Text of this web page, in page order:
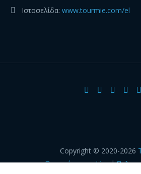
Ιστοσελίδα: www.tourmie.com/el
Copyright © 2020-2026
Προτιμήσεις cookies|